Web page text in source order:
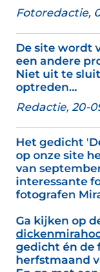
Fotoredactie,
De site wordt
een andere
Niet uit te
optreden...
Redactie, 20-
Het gedicht
op onze site
van
interessante
fotografen
Ga kijken op
gedicht én de
herfstmaand